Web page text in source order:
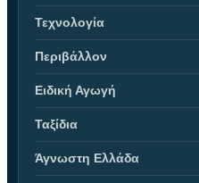
Τεχνολογία
Περιβάλλον
Ειδική Αγωγή
Ταξίδια
Άγνωστη Ελλάδα